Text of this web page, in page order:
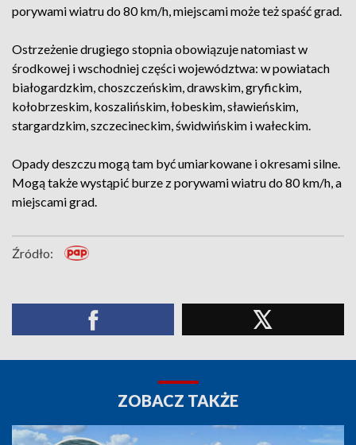
porywami wiatru do 80 km/h, miejscami może też spaść grad.
Ostrzeżenie drugiego stopnia obowiązuje natomiast w
środkowej i wschodniej części województwa: w powiatach
białogardzkim, choszczeńskim, drawskim, gryfickim,
kołobrzeskim, koszalińskim, łobeskim, sławieńskim,
stargardzkim, szczecineckim, świdwińskim i wałeckim.
Opady deszczu mogą tam być umiarkowane i okresami silne.
Mogą także wystąpić burze z porywami wiatru do 80 km/h, a
miejscami grad.
Źródło:
ZOBACZ TAKŻE